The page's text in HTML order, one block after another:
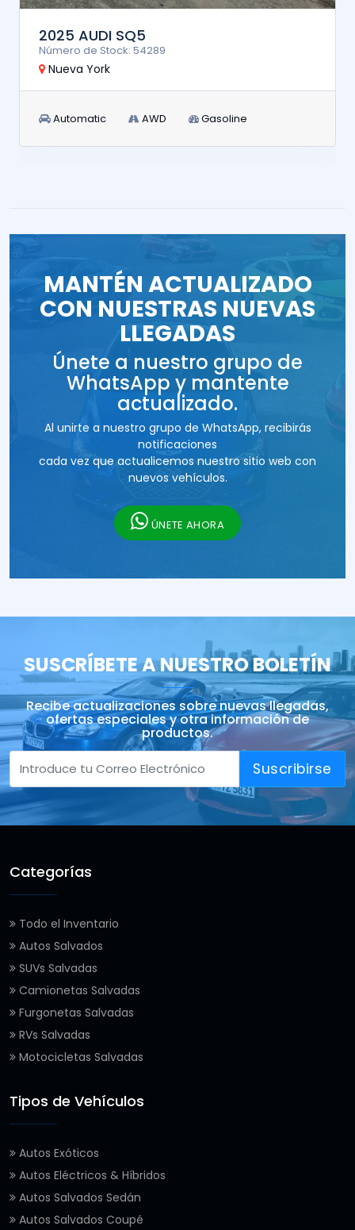
2025 AUDI SQ5
Número de Stock: 54289
Nueva York
Automatic AWD Gasoline
MANTÉN ACTUALIZADO
CON NUESTRAS NUEVAS
LLEGADAS
Únete a nuestro grupo de
WhatsApp y mantente
actualizado.
Al unirte a nuestro grupo de WhatsApp, recibirás
notificaciones
cada vez que actualicemos nuestro sitio web con
nuevos vehículos.
ÚNETE AHORA
SUSCRÍBETE A NUESTRO BOLETÍN
Recibe actualizaciones sobre nuevas llegadas,
ofertas especiales y otra información de
productos.
Suscribirse
Categorías
Todo el Inventario
Autos Salvados
SUVs Salvadas
Camionetas Salvadas
Furgonetas Salvadas
RVs Salvadas
Motocicletas Salvadas
Tipos de Vehículos
Autos Exóticos
Autos Eléctricos & Híbridos
Autos Salvados Sedán
Autos Salvados Coupé